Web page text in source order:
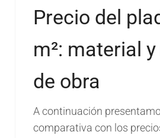
Precio del
m²: material
de obra
A continuación
comparativa con los